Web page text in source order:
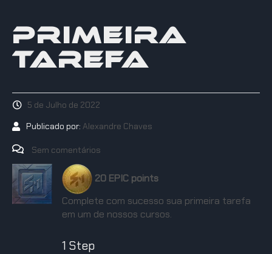
PRIMEIRA
TAREFA
5 de Julho de 2022
Publicado por: Alexandre Chaves
Sem comentários
20 EPIC points
Complete com sucesso sua primeira tarefa
em um de nossos cursos.
1 Step